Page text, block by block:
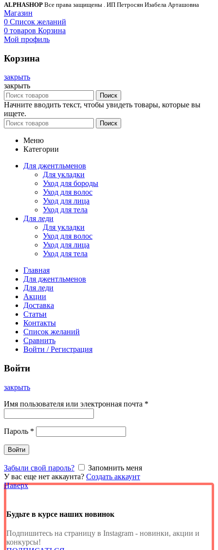
ALPHASHOP Все права защищены . ИП Петросян Изабела Арташовна
Магазин
0 Список желаний
0 товаров Корзина
Мой профиль
Корзина
закрыть
закрыть
Поиск
Начните вводить текст, чтобы увидеть товары, которые вы
ищете.
Поиск
Меню
Категории
Для джентльменов
Для укладки
Уход для бороды
Уход для волос
Уход для лица
Уход для тела
Для леди
Для укладки
Уход для волос
Уход для лица
Уход для тела
Главная
Для джентльменов
Для леди
Акции
Доставка
Статьи
Контакты
Список желаний
Сравнить
Войти / Регистрация
Войти
закрыть
Имя пользователя или электронная почта *
Пароль *
Войти
Забыли свой пароль?
Запомнить меня
У вас еще нет аккаунта? Создать аккаунт
Наверх
Будьте в курсе наших новинок
Подпишитесь на страницу в Instagram - новинки, акции и
конкурсы!